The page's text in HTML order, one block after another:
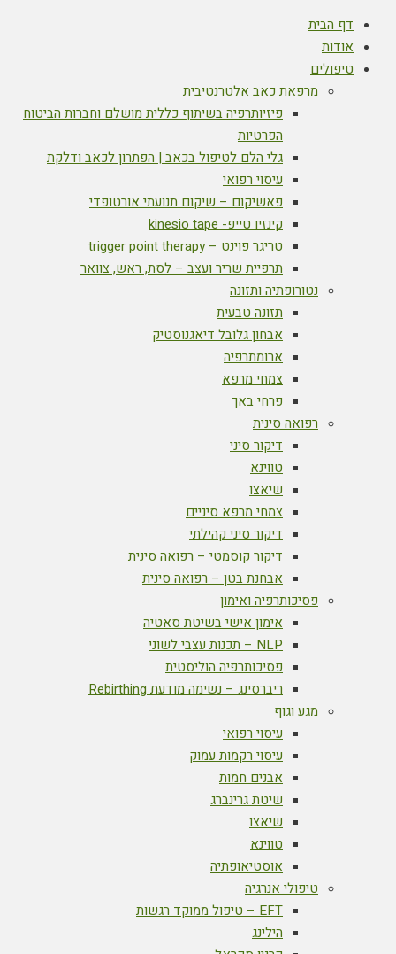
דף הבית
אודות
טיפולים
מרפאת כאב אלטרנטיבית
פיזיותרפיה בשיתוף כללית מושלם וחברות הביטוח
הפרטיות
גלי הלם לטיפול בכאב | הפתרון לכאב ודלקת
עיסוי רפואי
פאשיקום – שיקום תנועתי אורטופדי
קינזיו טייפ- kinesio tape
טריגר פוינט – trigger point therapy
תרפיית שריר ועצב – לסת, ראש, צוואר
נטורופתיה ותזונה
תזונה טבעית
אבחון גלובל דיאגנוסטיק
ארומתרפיה
צמחי מרפא
פרחי באך
רפואה סינית
דיקור סיני
טווינא
שיאצו
צמחי מרפא סיניים
דיקור סיני קהילתי
דיקור קוסמטי – רפואה סינית
אבחנת בטן – רפואה סינית
פסיכותרפיה ואימון
אימון אישי בשיטת סאטיה
NLP – תכנות עצבי לשוני
פסיכותרפיה הוליסטית
ריברסינג – נשימה מודעת Rebirthing
מגע וגוף
עיסוי רפואי
עיסוי רקמות עמוק
אבנים חמות
שיטת גרינברג
שיאצו
טווינא
אוסטיאופתיה
טיפולי אנרגיה
EFT – טיפול ממוקד רגשות
הילינג